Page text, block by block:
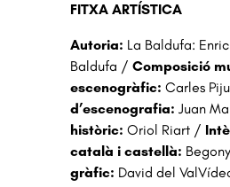
FITXA ARTÍSTICA
Autoria: La Baldufa:
Baldufa /Composició
escenogràfic:Carles
d’escenografia:Juan
històric:Oriol Riart /
català i castellà:
gràfic: David del